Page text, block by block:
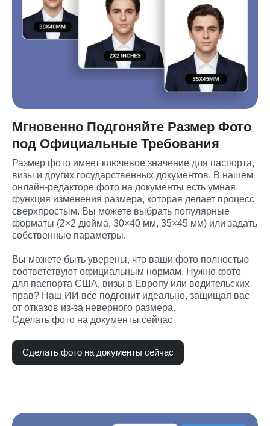
Мгновенно Подгоняйте Размер Фото
под Официальные Требования
Размер фото имеет ключевое значение для паспорта,
визы и других государственных документов. В нашем
онлайн-редакторе фото на документы есть умная
функция изменения размера, которая делает процесс
сверхпростым. Вы можете выбрать популярные
форматы (2×2 дюйма, 30×40 мм, 35×45 мм) или задать
собственные параметры.
Вы можете быть уверены, что ваши фото полностью
соответствуют официальным нормам. Нужно фото
для паспорта США, визы в Европу или водительских
прав? Наш ИИ все подгонит идеально, защищая вас
от отказов из-за неверного размера.
Сделать фото на документы сейчас
Сделать фото на документы сейчас